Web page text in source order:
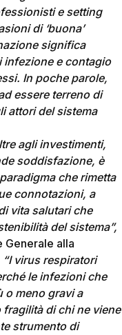
e setting
di ‘buona’
significa
infezione e contagio
In poche parole,
essere terreno di
attori del sistema
agli investimenti,
soddisfazione, è
che rimetta
connotazioni, a
vita salutari che
del sistema”,
Generale alla
“I virus respiratori
le infezioni che
o meno gravi a
di chi ne viene
strumento di